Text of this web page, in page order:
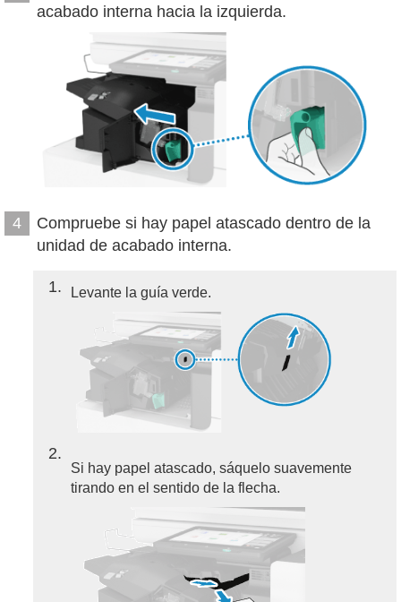
acabado interna hacia la izquierda.
4
Compruebe si hay papel atascado dentro de la
unidad de acabado interna.
1 Levante la guía verde.
2
Si hay papel atascado, sáquelo suavemente
tirando en el sentido de la flecha.